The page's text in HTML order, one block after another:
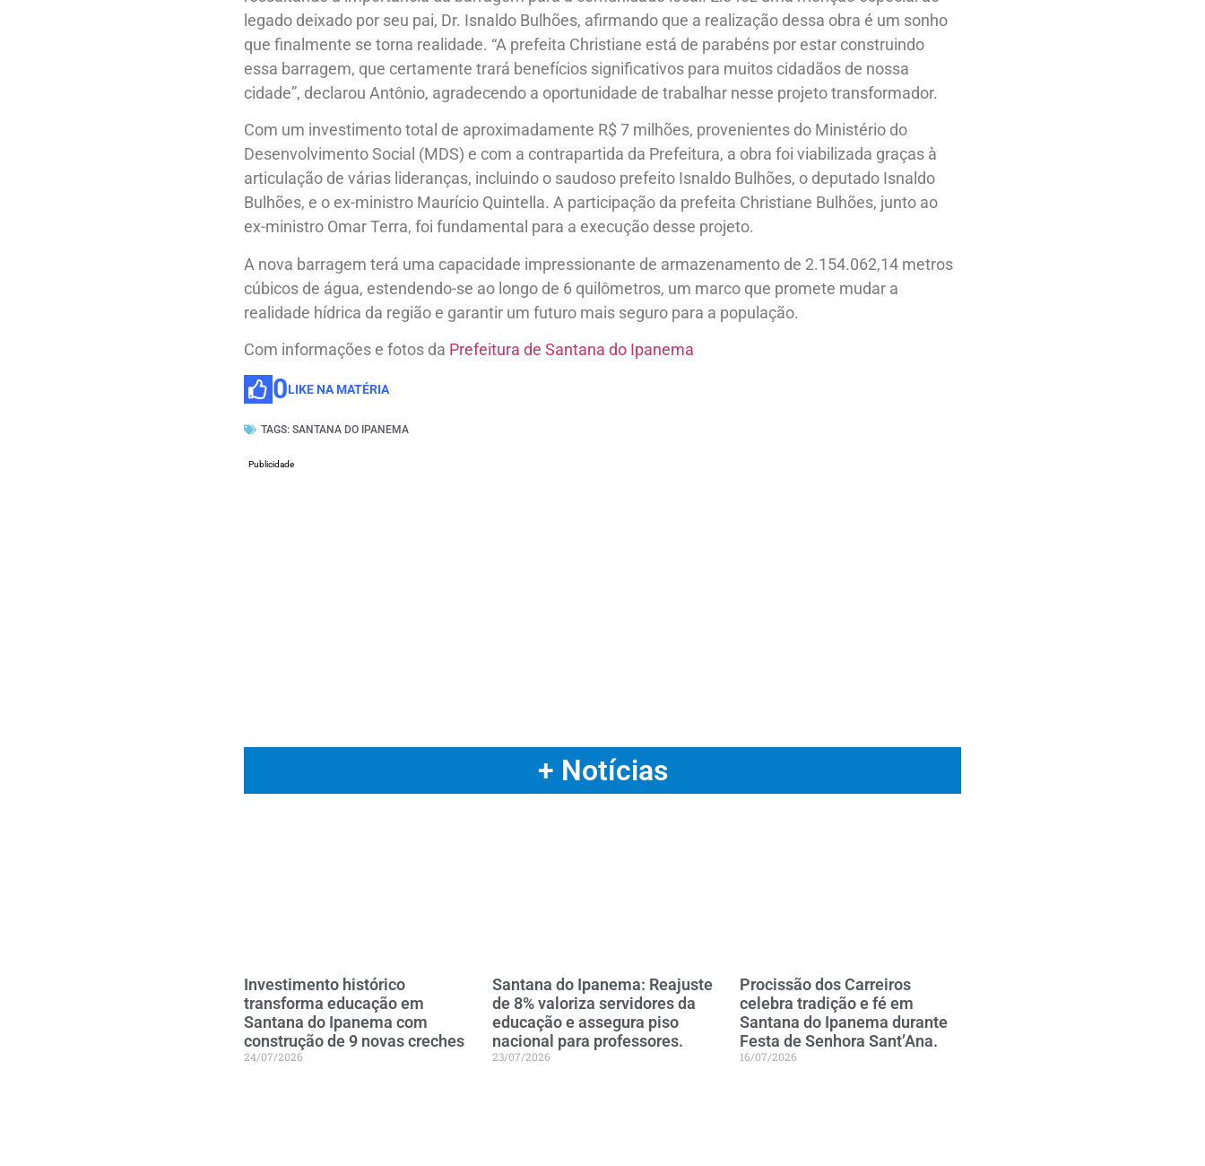
legado deixado por seu pai, Dr. Isnaldo Bulhões, afirmando que a realização dessa obra é um sonho
que finalmente se torna realidade. “A prefeita Christiane está de parabéns por estar construindo
essa barragem, que certamente trará benefícios significativos para muitos cidadãos de nossa
cidade”, declarou Antônio, agradecendo a oportunidade de trabalhar nesse projeto transformador.
Com um investimento total de aproximadamente R$ 7 milhões, provenientes do Ministério do
Desenvolvimento Social (MDS) e com a contrapartida da Prefeitura, a obra foi viabilizada graças à
articulação de várias lideranças, incluindo o saudoso prefeito Isnaldo Bulhões, o deputado Isnaldo
Bulhões, e o ex-ministro Maurício Quintella. A participação da prefeita Christiane Bulhões, junto ao
ex-ministro Omar Terra, foi fundamental para a execução desse projeto.
A nova barragem terá uma capacidade impressionante de armazenamento de 2.154.062,14 metros
cúbicos de água, estendendo-se ao longo de 6 quilômetros, um marco que promete mudar a
realidade hídrica da região e garantir um futuro mais seguro para a população.
Com informações e fotos da Prefeitura de Santana do Ipanema
0LIKE NA MATÉRIA
TAGS: SANTANA DO IPANEMA
Publicidade
+ Notícias
Investimento histórico
transforma educação em
Santana do Ipanema com
construção de 9 novas creches
24/07/2026
Santana do Ipanema: Reajuste
de 8% valoriza servidores da
educação e assegura piso
nacional para professores.
23/07/2026
Procissão dos Carreiros
celebra tradição e fé em
Santana do Ipanema durante
Festa de Senhora Sant’Ana.
16/07/2026